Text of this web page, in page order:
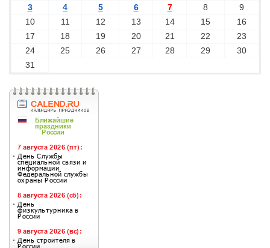
3
4 5 6 7 8
9
10
11 12 13 14 15
16
17
18 19 20 21 22
23
24
25 26 27 28 29
30
31